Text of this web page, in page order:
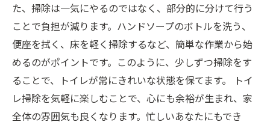
た、掃除は一気にやるのではなく、部分的に分けて行う
ことで負担が減ります。ハンドソープのボトルを洗う、
便座を拭く、床を軽く掃除するなど、簡単な作業から始
めるのがポイントです。このように、少しずつ掃除をす
ることで、トイレが常にきれいな状態を保てます。 トイ
レ掃除を気軽に楽しむことで、心にも余裕が生まれ、家
全体の雰囲気も良くなります。忙しいあなたにもでき